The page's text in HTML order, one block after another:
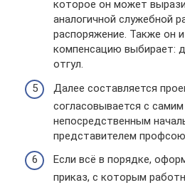
которое он может
аналогичной служебной
распоряжение. Также он
компенсацию выбирает:
отгул.
Далее составляется
согласовывается с
непосредственным
представителем
Если всё в порядке,
приказ, с которым